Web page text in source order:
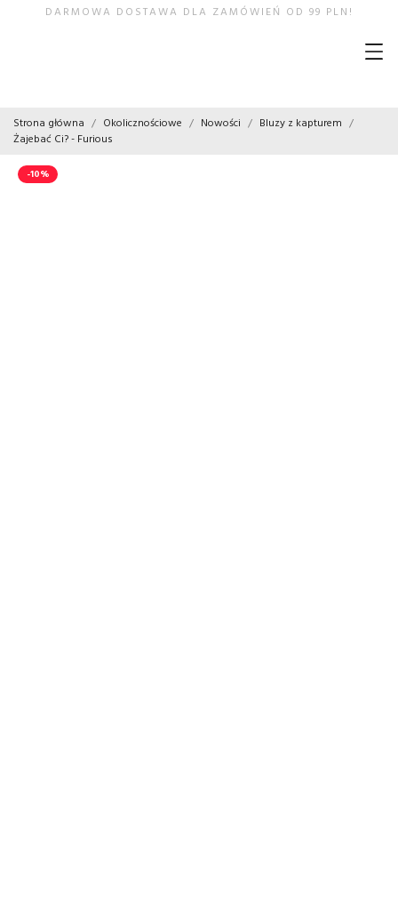
DARMOWA DOSTAWA DLA ZAMÓWIEŃ OD 99 PLN!
Strona główna Okolicznościowe Nowości
Bluzy z kapturem
Żajebać Ci? - Furious
-10%